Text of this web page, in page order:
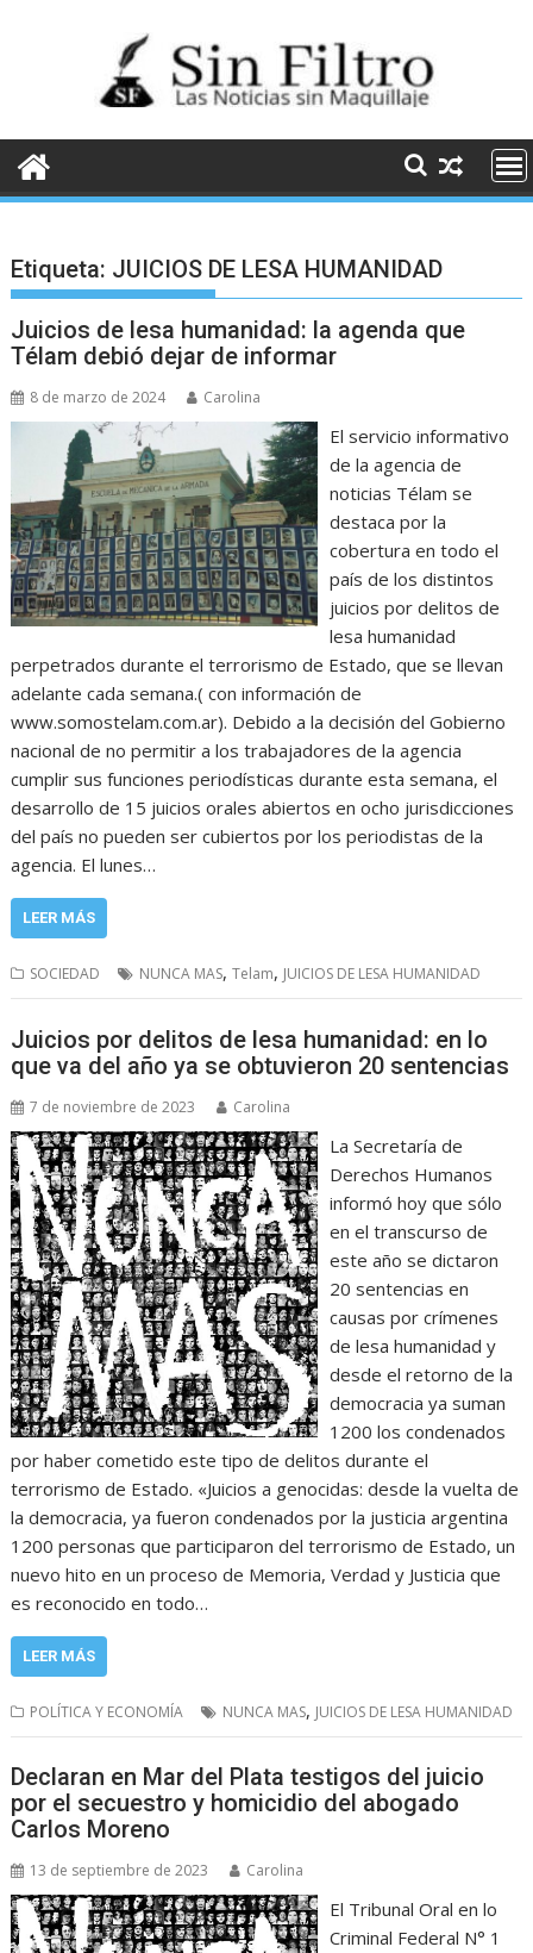
Etiqueta: JUICIOS DE LESA HUMANIDAD
Juicios de lesa humanidad: la agenda que
Télam debió dejar de informar
8 de marzo de 2024 Carolina
El servicio informativo
de la agencia de
noticias Télam se
destaca por la
cobertura en todo el
país de los distintos
juicios por delitos de
lesa humanidad
perpetrados durante el terrorismo de Estado, que se llevan
adelante cada semana.( con información de
www.somostelam.com.ar). Debido a la decisión del Gobierno
nacional de no permitir a los trabajadores de la agencia
cumplir sus funciones periodísticas durante esta semana, el
desarrollo de 15 juicios orales abiertos en ocho jurisdicciones
del país no pueden ser cubiertos por los periodistas de la
agencia. El lunes…
LEER MÁS
SOCIEDAD NUNCA MAS,Telam, JUICIOS DE LESA HUMANIDAD
Juicios por delitos de lesa humanidad: en lo
que va del año ya se obtuvieron 20 sentencias
7 de noviembre de 2023 Carolina
La Secretaría de
Derechos Humanos
informó hoy que sólo
en el transcurso de
este año se dictaron
20 sentencias en
causas por crímenes
de lesa humanidad y
desde el retorno de la
democracia ya suman
1200 los condenados
por haber cometido este tipo de delitos durante el
terrorismo de Estado. «Juicios a genocidas: desde la vuelta de
la democracia, ya fueron condenados por la justicia argentina
1200 personas que participaron del terrorismo de Estado, un
nuevo hito en un proceso de Memoria, Verdad y Justicia que
es reconocido en todo…
LEER MÁS
POLÍTICA Y ECONOMÍA NUNCA MAS, JUICIOS DE LESA HUMANIDAD
Declaran en Mar del Plata testigos del juicio
por el secuestro y homicidio del abogado
Carlos Moreno
13 de septiembre de 2023 Carolina
El Tribunal Oral en lo
Criminal Federal N° 1